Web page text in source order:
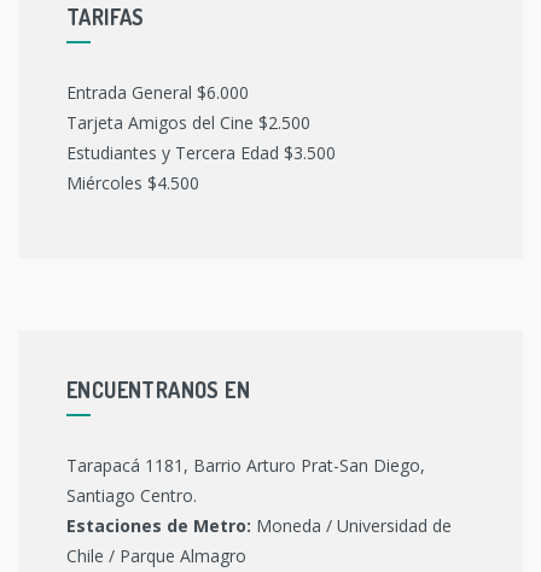
TARIFAS
Entrada General $6.000
Tarjeta Amigos del Cine $2.500
Estudiantes y Tercera Edad $3.500
Miércoles $4.500
ENCUENTRANOS EN
Tarapacá 1181, Barrio Arturo Prat-San Diego,
Santiago Centro.
Estaciones de Metro: Moneda / Universidad de
Chile / Parque Almagro